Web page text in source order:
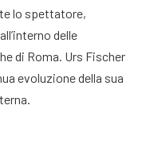
lo spettatore,
delle
di Roma. Urs Fischer
evoluzione della sua